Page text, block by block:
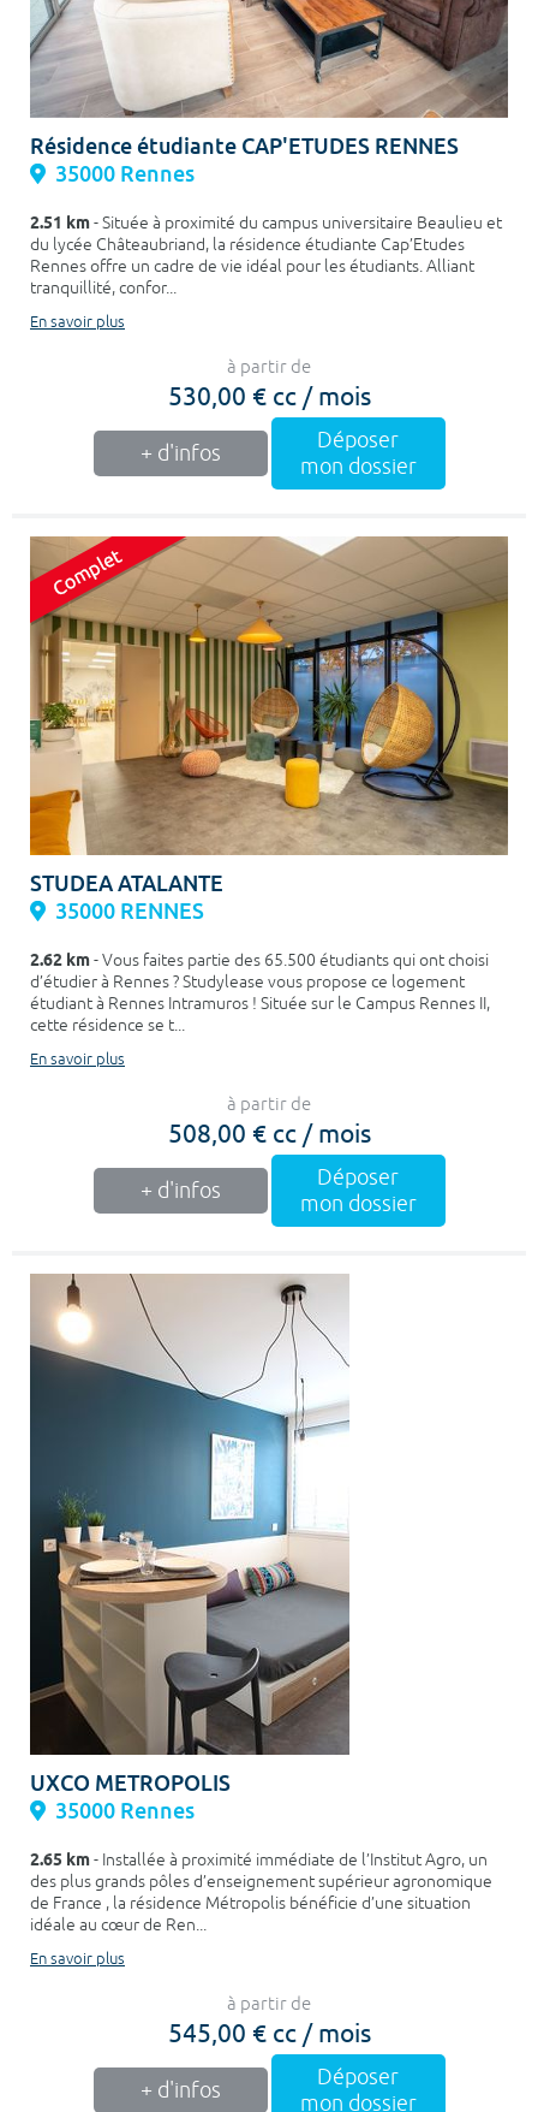
Résidence étudiante CAP'ETUDES RENNES
35000 Rennes
2.51 km- Située à proximité du campus universitaire Beaulieu et
du lycée Châteaubriand, la résidence étudiante Cap’Etudes
Rennes offre un cadre de vie idéal pour les étudiants. Alliant
tranquillité, confor...
En savoir plus
à partir de
530,00 € cc / mois
+ d'infos
Déposer
mon dossier
STUDEA ATALANTE
35000 RENNES
2.62 km- Vous faites partie des 65.500 étudiants qui ont choisi
d’étudier à Rennes ? Studylease vous propose ce logement
étudiant à Rennes Intramuros ! Située sur le Campus Rennes II,
cette résidence se t...
En savoir plus
à partir de
508,00 € cc / mois
+ d'infos
Déposer
mon dossier
UXCO METROPOLIS
35000 Rennes
2.65 km- Installée à proximité immédiate de l’Institut Agro, un
des plus grands pôles d’enseignement supérieur agronomique
de France , la résidence Métropolis bénéficie d’une situation
idéale au cœur de Ren...
En savoir plus
à partir de
545,00 € cc / mois
+ d'infos
Déposer
mon dossier